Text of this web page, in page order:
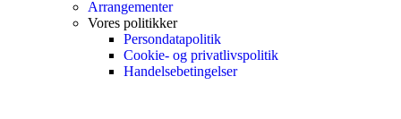
Arrangementer
Vores politikker
Persondatapolitik
Cookie- og privatlivspolitik
Handelsebetingelser